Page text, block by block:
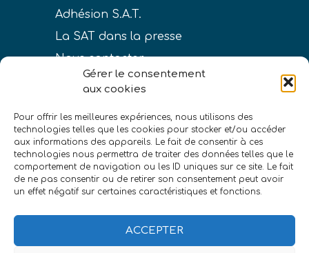
Gérer le consentement
aux cookies
Pour offrir les meilleures expériences, nous utilisons des
technologies telles que les cookies pour stocker et/ou accéder
aux informations des appareils. Le fait de consentir à ces
technologies nous permettra de traiter des données telles que le
comportement de navigation ou les ID uniques sur ce site. Le fait
de ne pas consentir ou de retirer son consentement peut avoir
un effet négatif sur certaines caractéristiques et fonctions.
ACCEPTER
Adhésion S.A.T.
La SAT dans la presse
Nous contacter
LIENS
Conditions générales de vente
Politique de confidentialité